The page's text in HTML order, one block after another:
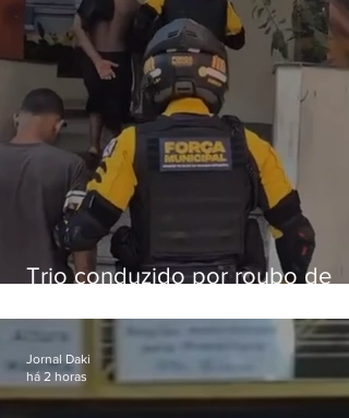
Trio conduzido por roubo de
passagens
Jornal Daki
há 2 horas